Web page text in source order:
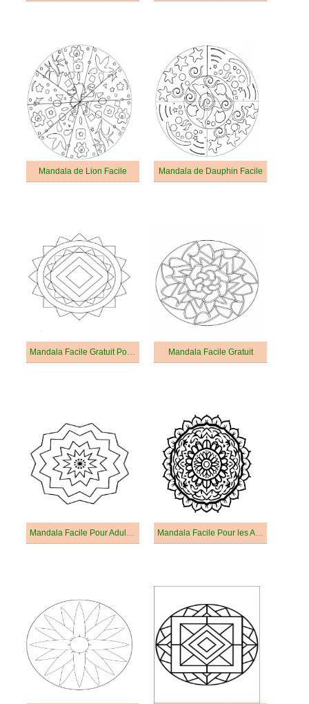
Mandala de Lion Facile Mandala de Dauphin Facile
Mandala Facile Gratuit Pour les Adultes Mandala Facile Gratuit
Mandala Facile Pour Adultes Mandala Facile Pour les Adultes